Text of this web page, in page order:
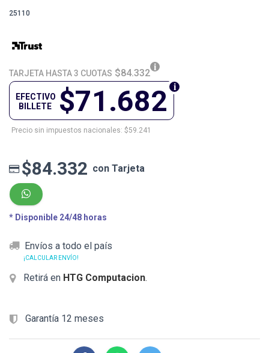
25110
TARJETA HASTA 3 CUOTAS $84.332
$71.682
EFECTIVO
BILLETE
Precio sin impuestos nacionales: $59.241
$84.332 con Tarjeta
* Disponible 24/48 horas
Envíos a todo el país
¡CALCULAR ENVÍO!
Retirá en HTG Computacion.
Garantía 12 meses